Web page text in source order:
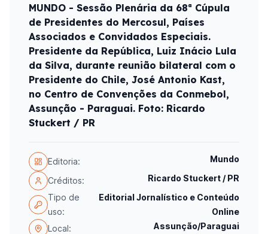
MUNDO - Sessão Plenária da 68ª Cúpula
de Presidentes do Mercosul, Países
Associados e Convidados Especiais.
Presidente da República, Luiz Inácio Lula
da Silva, durante reunião bilateral com o
Presidente do Chile, José Antonio Kast,
no Centro de Convenções da Conmebol,
Assunção - Paraguai. Foto: Ricardo
Stuckert / PR
Editoria: Mundo
Créditos:
Ricardo Stuckert / PR
Tipo de
uso:
Editorial Jornalístico e Conteúdo
Online
Local:
Assunção/Paraguai